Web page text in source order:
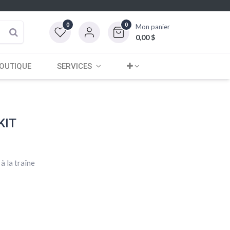
0 0 Mon panier
0,00$
SERVICES
la traîne